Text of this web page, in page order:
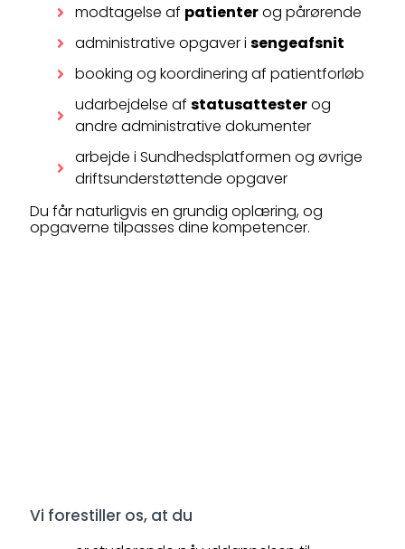
modtagelse af patienterog pårørende
administrative opgaver i sengeafsnit
booking og koordinering af patientforløb
udarbejdelse af statusattesterog
andre administrative dokumenter
arbejde i Sundhedsplatformen og øvrige
driftsunderstøttende opgaver
Du får naturligvis en grundig oplæring, og
opgaverne tilpasses dine kompetencer.
Vi forestiller os, at du